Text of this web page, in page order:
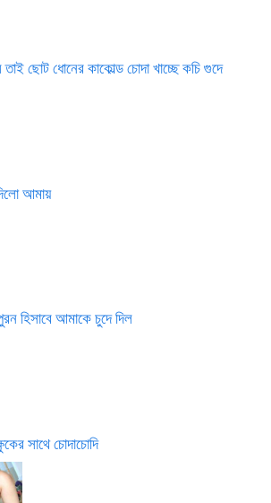
তাই ছোট ধোনের কাকোল্ড চোদা খাচ্ছে কচি গুদে
আমায়
হিসাবে আমাকে চুদে দিল
সাথে চোদাচোদি